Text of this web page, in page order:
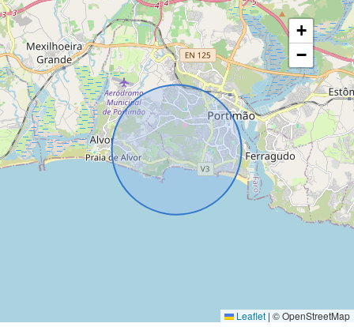
+
−
Leaflet | © OpenStreetMap